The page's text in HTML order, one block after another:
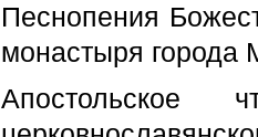
Песнопения
монастыря города
Апостольское